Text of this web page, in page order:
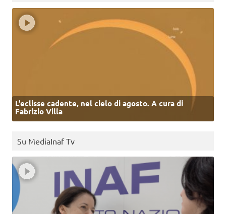
L’eclisse cadente, nel cielo di agosto. A cura di
Fabrizio Villa
Su MediaInaf Tv